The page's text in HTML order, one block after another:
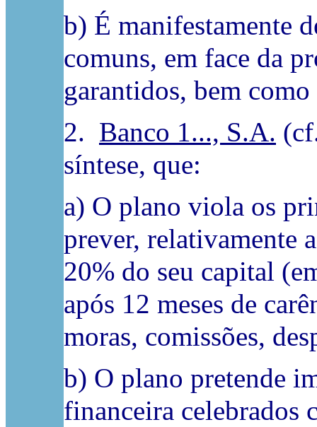
b) É manifestamente
comuns, em face da
garantidos, bem
2. Banco 1..., S.A.
síntese, que:
a) O plano viola os
prever, relativamente
20% do seu capital
após 12 meses de
moras, comissões,
b) O plano pretende
financeira celebrados